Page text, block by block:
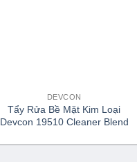
DEVCON
Tẩy Rửa Bề Mặt Kim Loại
Devcon 19510 Cleaner Blend